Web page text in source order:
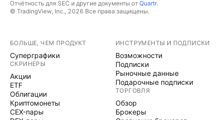
Отчётность для SEC и другие документы от Quartr.
© TradingView, Inc., 2026 Все права защищены.
БОЛЬШЕ, ЧЕМ ПРОДУКТ
Суперграфики
СКРИНЕРЫ
Акции
ETF
Облигации
Криптомонеты
CEX-пары
ИНСТРУМЕНТЫ И ПОДПИСКИ
Возможности
Подписки
Рыночные данные
Подарочные подписки
ТОРГОВЛЯ
Обзор
Брокеры